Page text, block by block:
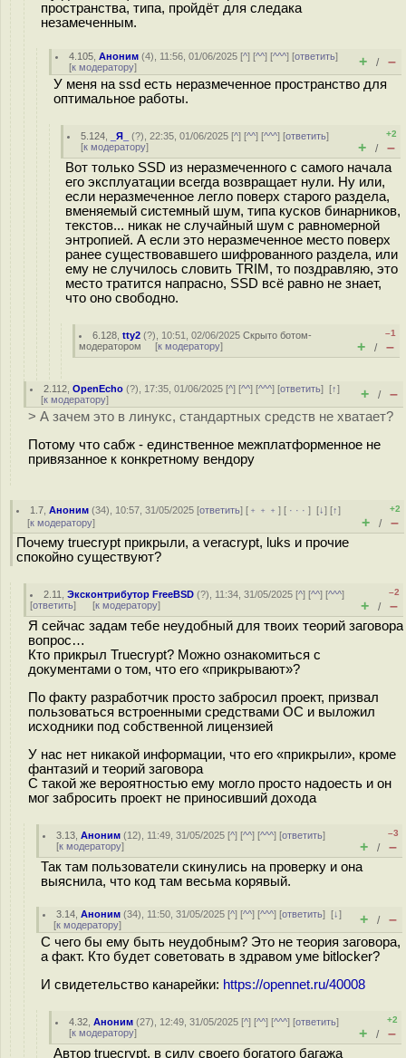
пространства, типа, пройдёт для следака
незамеченным.
4.105 ,Аноним (4), 11:56, 01/06/2025 [^] [^^] [^^^] [ответить]
[к модератору] + / –
У меня на ssd есть неразмеченное пространство для
оптимальное работы.
5.124 _Я_ (?), 22:35, 01/06/2025 [^] [^^] [^^^] [ответить]
[к модератору]
+2
+ / –
Вот только SSD из неразмеченного с самого начала
его эксплуатации всегда возвращает нули. Ну или,
если неразмеченное легло поверх старого раздела,
вменяемый системный шум, типа кусков бинарников,
текстов... никак не случайный шум с равномерной
энтропией. А если это неразмеченное место поверх
ранее существовавшего шифрованного раздела, или
ему не случилось словить TRIM, то поздравляю, это
место тратится напрасно, SSD всё равно не знает,
что оно свободно.
6.128 ,tty2 (?), 10:51, 02/06/2025Скрыто ботом-
модератором [к модератору]
–1
+ / –
2.112 ,OpenEcho (?), 17:35, 01/06/2025 [^] [^^] [^^^] [ответить][↑]
[к модератору] + / –
> А зачем это в линукс, стандартных средств не хватает?
Потому что сабж - единственное межплатформенное не
привязанное к конкретному вендору
1.7 ,Аноним (34), 10:57, 31/05/2025 [ответить] [ ﹢﹢﹢] [ · · ·][↓] [↑]
[к модератору]
+2
+ / –
Почему truecrypt прикрыли, а veracrypt, luks и прочие
спокойно существуют?
2.11 ,Эксконтрибутор FreeBSD (?), 11:34, 31/05/2025 [^] [^^] [^^^]
[ответить] [к модератору]
–2
+ / –
Я сейчас задам тебе неудобный для твоих теорий заговора
вопрос…
Кто прикрыл Truecrypt? Можно ознакомиться с
документами о том, что его «прикрывают»?
По факту разработчик просто забросил проект, призвал
пользоваться встроенными средствами ОС и выложил
исходники под собственной лицензией
У нас нет никакой информации, что его «прикрыли», кроме
фантазий и теорий заговора
С такой же вероятностью ему могло просто надоесть и он
мог забросить проект не приносивший дохода
3.13 ,Аноним (12), 11:49, 31/05/2025 [^] [^^] [^^^] [ответить]
[к модератору]
–3
+ / –
Так там пользователи скинулись на проверку и она
выяснила, что код там весьма корявый.
3.14 ,Аноним (34), 11:50, 31/05/2025 [^] [^^] [^^^] [ответить][↓]
[к модератору] + / –
С чего бы ему быть неудобным? Это не теория заговора,
а факт. Кто будет советовать в здравом уме bitlocker?
И свидетельство канарейки: https://opennet.ru/40008
4.32 ,Аноним (27), 12:49, 31/05/2025 [^] [^^] [^^^] [ответить]
[к модератору]
+2
+ / –
Автор truecrypt, в силу своего богатого багажа